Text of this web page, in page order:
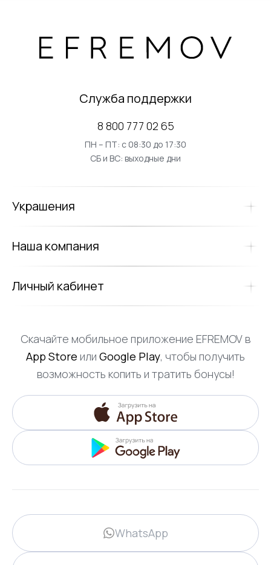
Служба поддержки
8 800 777 02 65
ПН – ПТ: с 08:30 до 17:30
СБ и ВС: выходные дни
Украшения
Наша компания
Личный кабинет
Скачайте мобильное приложение EFREMOV в
App Store или Google Play, чтобы получить
возможность копить и тратить бонусы!
WhatsApp